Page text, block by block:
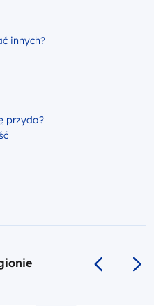
przyda?
innych?
Poprzedni